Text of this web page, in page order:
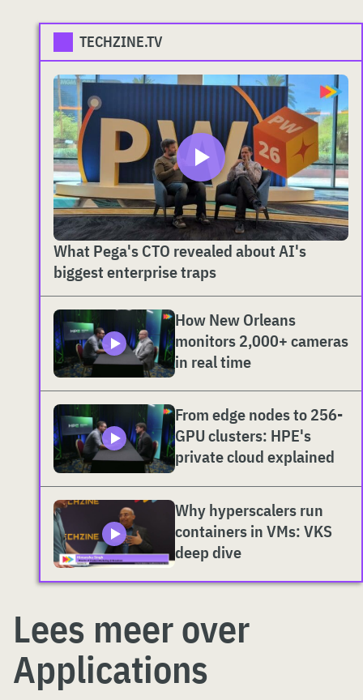
TECHZINE.TV
What Pega's CTO revealed about AI's
biggest enterprise traps
How New Orleans
monitors 2,000+ cameras
in real time
From edge nodes to 256-
GPU clusters: HPE's
private cloud explained
Why hyperscalers run
containers in VMs: VKS
deep dive
Lees meer over
Applications